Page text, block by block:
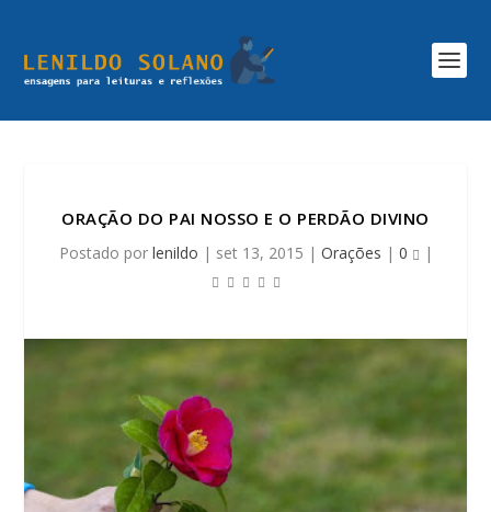
ORAÇÃO DO PAI NOSSO E O PERDÃO DIVINO
Postado por lenildo | set 13, 2015 | Orações | 0 |